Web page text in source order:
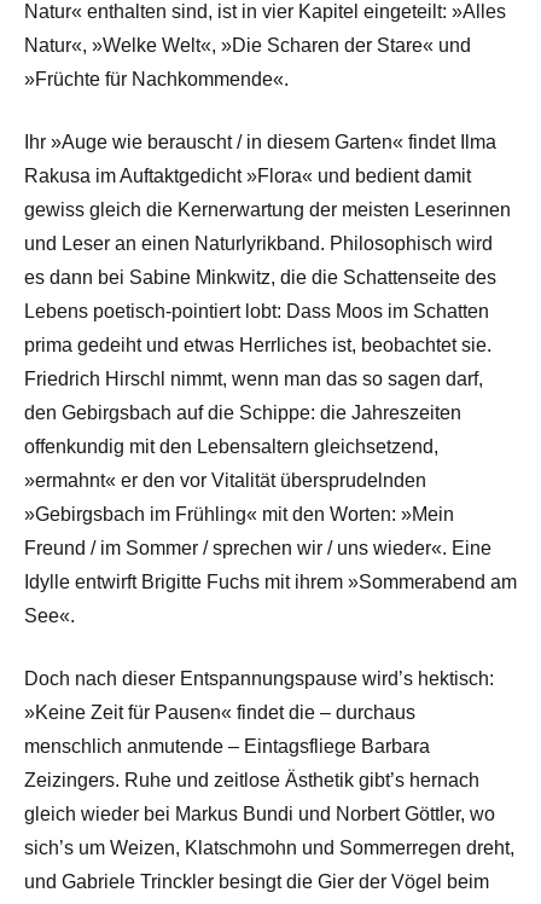
Natur« enthalten sind, ist in vier Kapitel eingeteilt: »Alles
Natur«, »Welke Welt«, »Die Scharen der Stare« und
»Früchte für Nachkommende«.
Ihr »Auge wie berauscht / in diesem Garten« findet Ilma
Rakusa im Auftaktgedicht »Flora« und bedient damit
gewiss gleich die Kernerwartung der meisten Leserinnen
und Leser an einen Naturlyrikband. Philosophisch wird
es dann bei Sabine Minkwitz, die die Schattenseite des
Lebens poetisch-pointiert lobt: Dass Moos im Schatten
prima gedeiht und etwas Herrliches ist, beobachtet sie.
Friedrich Hirschl nimmt, wenn man das so sagen darf,
den Gebirgsbach auf die Schippe: die Jahreszeiten
offenkundig mit den Lebensaltern gleichsetzend,
»ermahnt« er den vor Vitalität übersprudelnden
»Gebirgsbach im Frühling« mit den Worten: »Mein
Freund / im Sommer / sprechen wir / uns wieder«. Eine
Idylle entwirft Brigitte Fuchs mit ihrem »Sommerabend am
See«.
Doch nach dieser Entspannungspause wird’s hektisch:
»Keine Zeit für Pausen« findet die – durchaus
menschlich anmutende – Eintagsfliege Barbara
Zeizingers. Ruhe und zeitlose Ästhetik gibt’s hernach
gleich wieder bei Markus Bundi und Norbert Göttler, wo
sich’s um Weizen, Klatschmohn und Sommerregen dreht,
und Gabriele Trinckler besingt die Gier der Vögel beim